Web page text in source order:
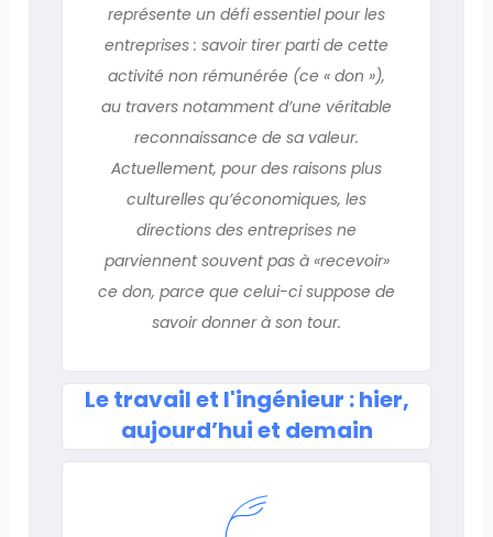
représente un défi essentiel pour les
entreprises : savoir tirer parti de cette
activité non rémunérée (ce « don »),
au travers notamment d’une véritable
reconnaissance de sa valeur.
Actuellement, pour des raisons plus
culturelles qu’économiques, les
directions des entreprises ne
parviennent souvent pas à «recevoir»
ce don, parce que celui-ci suppose de
savoir donner à son tour.
Le travail et l'ingénieur : hier,
aujourd’hui et demain